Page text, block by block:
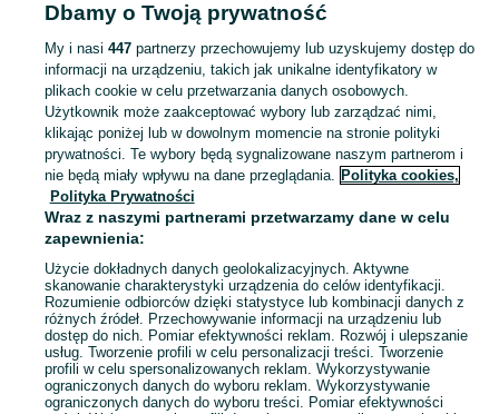
KATEGORIA
Mapa kategorii
Mapa miejscowości
Mapa ministron
Popularne wyszukiwania
Dbamy o Twoją prywatność
My i nasi 447partnerzy przechowujemy lub uzyskujemy dostęp do
informacji na urządzeniu, takich jak unikalne identyfikatory w
plikach cookie w celu przetwarzania danych osobowych.
Użytkownik może zaakceptować wybory lub zarządzać nimi,
klikając poniżej lub w dowolnym momencie na stronie polityki
prywatności. Te wybory będą sygnalizowane naszym partnerom i
nie będą miały wpływu na dane przeglądania. Polityka cookies,
Polityka Prywatności
Wraz z naszymi partnerami przetwarzamy dane w celu
zapewnienia:
Użycie dokładnych danych geolokalizacyjnych. Aktywne
skanowanie charakterystyki urządzenia do celów identyfikacji.
Rozumienie odbiorców dzięki statystyce lub kombinacji danych z
różnych źródeł. Przechowywanie informacji na urządzeniu lub
dostęp do nich. Pomiar efektywności reklam. Rozwój i ulepszanie
usług. Tworzenie profili w celu personalizacji treści. Tworzenie
profili w celu spersonalizowanych reklam. Wykorzystywanie
ograniczonych danych do wyboru reklam. Wykorzystywanie
ograniczonych danych do wyboru treści. Pomiar efektywności